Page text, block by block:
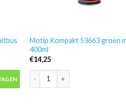
400ml aantal
Motip Kompakt 53663 groen
400ml
€14,25
Motip Kompakt 53663 groen